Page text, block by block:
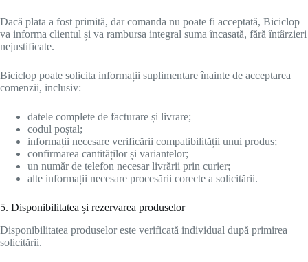
Dacă plata a fost primită, dar comanda nu poate fi acceptată, Biciclop
va informa clientul și va rambursa integral suma încasată, fără întârzieri
nejustificate.
Biciclop poate solicita informații suplimentare înainte de acceptarea
comenzii, inclusiv:
datele complete de facturare și livrare;
codul poștal;
informații necesare verificării compatibilității unui produs;
confirmarea cantităților și variantelor;
un număr de telefon necesar livrării prin curier;
alte informații necesare procesării corecte a solicitării.
5. Disponibilitatea și rezervarea produselor
Disponibilitatea produselor este verificată individual după primirea
solicitării.